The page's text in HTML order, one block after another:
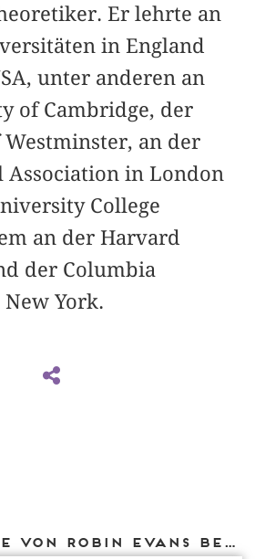
Er lehrte an
in England
unter anderen an
of Cambridge, der
an der
in London
College
an der Harvard
der Columbia
York.
Weitere Texte von Robin Evans bei DIAPHANES